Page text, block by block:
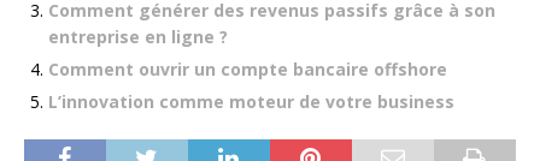
Comment générer des revenus passifs grâce à son
entreprise en ligne ?
Comment ouvrir un compte bancaire offshore
L’innovation comme moteur de votre business